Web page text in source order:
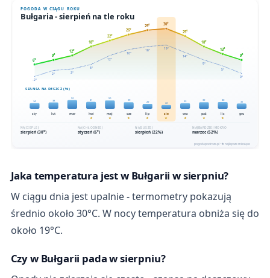
Jaka temperatura jest w Bułgarii w sierpniu?
W ciągu dnia jest upalnie - termometry pokazują
średnio około 30°C. W nocy temperatura obniża się do
około 19°C.
Czy w Bułgarii pada w sierpniu?